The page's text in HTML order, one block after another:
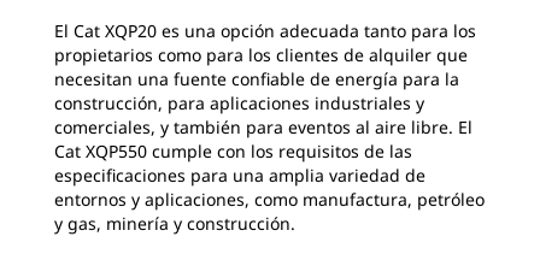
El Cat XQP20 es una opción adecuada tanto para los
propietarios como para los clientes de alquiler que
necesitan una fuente confiable de energía para la
construcción, para aplicaciones industriales y
comerciales, y también para eventos al aire libre. El
Cat XQP550 cumple con los requisitos de las
especificaciones para una amplia variedad de
entornos y aplicaciones, como manufactura, petróleo
y gas, minería y construcción.